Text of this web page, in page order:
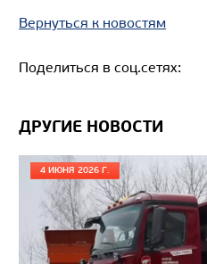
Цена по запросу
Производитель
Вернуться к новостям
Поделиться в соц.сетях:
ДРУГИЕ НОВОСТИ
4 ИЮНЯ 2026 Г.